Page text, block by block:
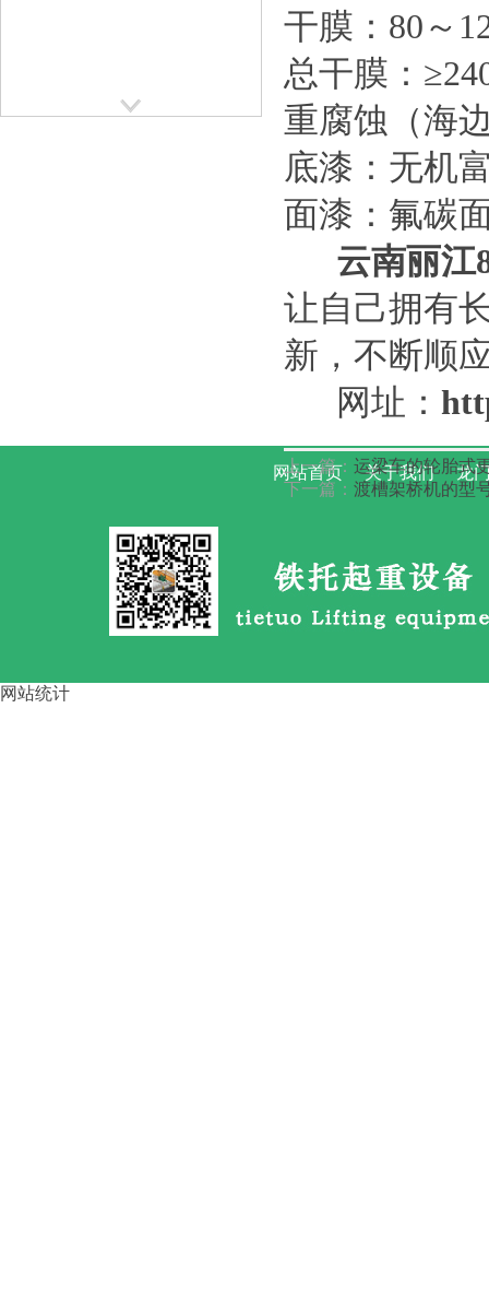
运梁车按行走方式分类 四川资
阳
干膜：80～
总干膜：
重腐蚀（海
底漆：无机
面漆：氟碳
云南丽江
让自己拥有
新，不断顺
网址：
上一篇： 运梁车的轮胎式
下一篇： 渡槽架桥机的型
网站首页 关于我们 龙
网站统计